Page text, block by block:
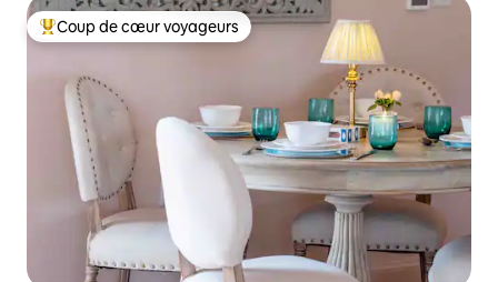
Coup de cœur voyageurs parmi les plus aimés
Coup de cœur voyageurs